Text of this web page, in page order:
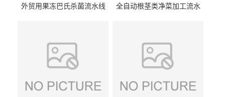
外贸用果冻巴氏杀菌流水线
全自动根茎类净菜加工流水